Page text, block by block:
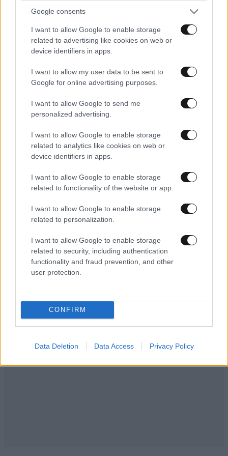
Google consents
I want to allow Google to enable storage
related to advertising like cookies on web or
device identifiers in apps.
I want to allow my user data to be sent to
Google for online advertising purposes.
I want to allow Google to send me
personalized advertising.
I want to allow Google to enable storage
related to analytics like cookies on web or
device identifiers in apps.
I want to allow Google to enable storage
related to functionality of the website or app.
I want to allow Google to enable storage
related to personalization.
I want to allow Google to enable storage
related to security, including authentication
functionality and fraud prevention, and other
user protection.
CONFIRM
Data Deletion Data Access Privacy Policy
ναι οχι οχι ναι
αρμοι...παρεμβασεις κομματιλα σαπιλα φανατιλα
μενος φοροι ενφια φπα εκας περικοπες ναρχια
εισφορες.......αυτα εινααι τα [...] που υπηρετησες
Απαντήστε
Συνεχιστε 29·07·2022 14:07
έτσι τρολακια της συμφοράς. Εμείς πάντως το
τοοοοοοσο μεγάλη. Μην χαθείτε όμως ????
όπως τις αμέτρητες πίτσες που σερβίρετε
σε όλους τους έλληνες και σας έχουν στα
όπα-όπα. Κρυφτείτε, ο κόσμος σας τα χει
ΜΟΝΟΡΟΥΦΙ
10·08·2026 00:07
Σαν σήμερα 10 Αυγούστου: Η Ελλάδα αγγίζει
πέντε θαλασσών»